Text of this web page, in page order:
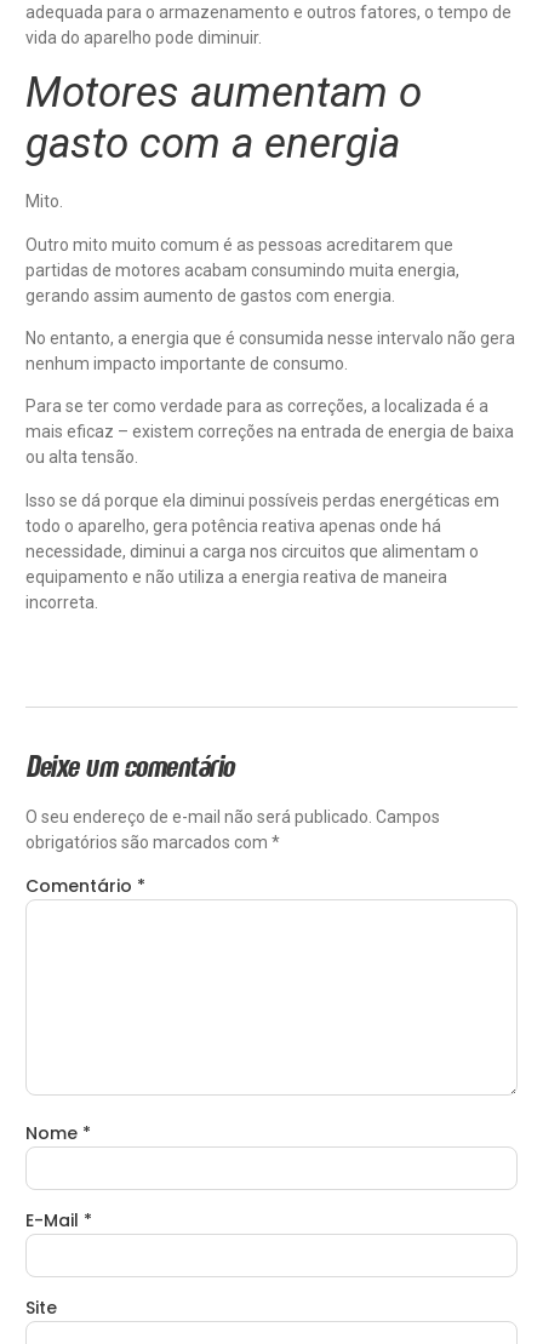
adequada para o armazenamento e outros fatores, o tempo de
vida do aparelho pode diminuir.
Motores aumentam o
gasto com a energia
Mito.
Outro mito muito comum é as pessoas acreditarem que
partidas de motores acabam consumindo muita energia,
gerando assim aumento de gastos com energia.
No entanto, a energia que é consumida nesse intervalo não gera
nenhum impacto importante de consumo.
Para se ter como verdade para as correções, a localizada é a
mais eficaz – existem correções na entrada de energia de baixa
ou alta tensão.
Isso se dá porque ela diminui possíveis perdas energéticas em
todo o aparelho, gera potência reativa apenas onde há
necessidade, diminui a carga nos circuitos que alimentam o
equipamento e não utiliza a energia reativa de maneira
incorreta.
Deixe um comentário
O seu endereço de e-mail não será publicado. Campos
obrigatórios são marcados com *
Comentário *
Nome *
E-Mail *
Site